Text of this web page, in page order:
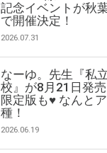
記念イベントが秋
で開催決定！
2026.07.31
なーゆ。先生『私
校』が8月21日発
限定版も♥ なんと
種！
2026.06.19